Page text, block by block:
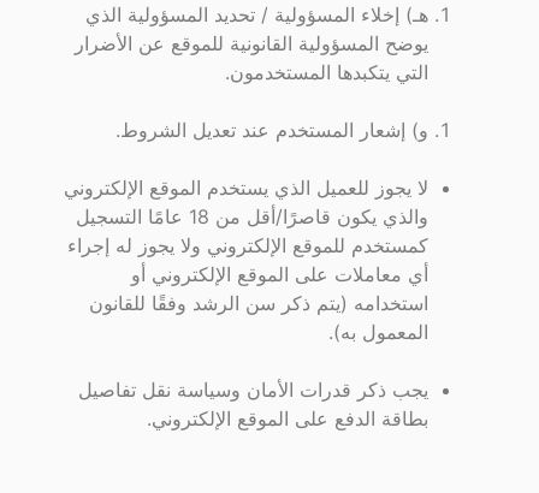
هـ) إخلاء المسؤولية / تحديد المسؤولية الذي
يوضح المسؤولية القانونية للموقع عن الأضرار
التي يتكبدها المستخدمون.
و) إشعار المستخدم عند تعديل الشروط.
لا يجوز للعميل الذي يستخدم الموقع الإلكتروني
والذي يكون قاصرًا/أقل من 18 عامًا التسجيل
كمستخدم للموقع الإلكتروني ولا يجوز له إجراء
أي معاملات على الموقع الإلكتروني أو
استخدامه (يتم ذكر سن الرشد وفقًا للقانون
المعمول به).
يجب ذكر قدرات الأمان وسياسة نقل تفاصيل
بطاقة الدفع على الموقع الإلكتروني.